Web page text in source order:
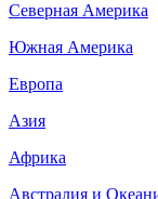
Северная Америка
Южная Америка
Европа
Азия
Африка
Австралия и